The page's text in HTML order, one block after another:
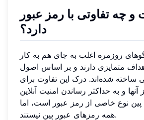
چه تفاوتی با رمز عبور
دارد؟
روزمره اغلب به جای هم به کار
متمایزی دارند و بر اساس اصول
ساخته شده‌اند. درک این تفاوت برای
و به حداکثر رساندن امنیت آنلاین
نوع خاصی از رمز عبور است، اما
همه رمزهای عبور پین نیستند.